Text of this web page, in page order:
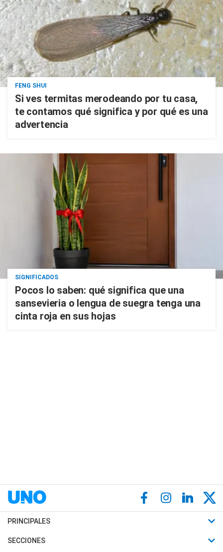
FENG SHUI
Si ves termitas merodeando por tu casa,
te contamos qué significa y por qué es una
advertencia
SIGNIFICADOS
Pocos lo saben: qué significa que una
sansevieria o lengua de suegra tenga una
cinta roja en sus hojas
PRINCIPALES
Últimas Noticias
SECCIONES